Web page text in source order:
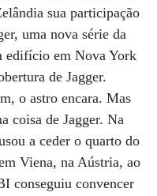
sua participação
uma nova série da
edifício em Nova York
de Jagger.
o astro encara. Mas
coisa de Jagger. Na
a ceder o quarto do
Viena, na Aústria, ao
conseguiu convencer